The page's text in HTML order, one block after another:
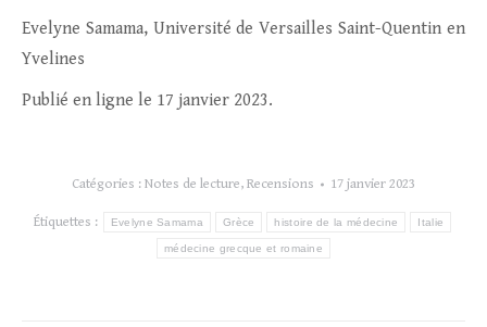
Evelyne Samama, Université de Versailles Saint-Quentin en
Yvelines
Publié en ligne le 17 janvier 2023.
Catégories : Notes de lecture, Recensions 17 janvier 2023
Étiquettes : Evelyne Samama Grèce histoire de la médecine Italie
médecine grecque et romaine